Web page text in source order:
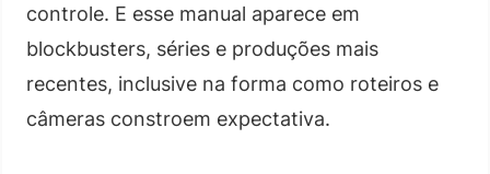
controle. E esse manual aparece em
blockbusters, séries e produções mais
recentes, inclusive na forma como roteiros e
câmeras constroem expectativa.